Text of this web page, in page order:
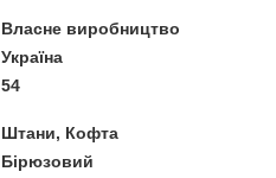
Власне виробництво
Україна
54
Штани, Кофта
Бірюзовий